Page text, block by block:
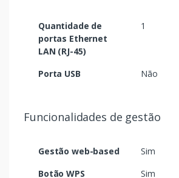
Quantidade de
portas Ethernet
LAN (RJ-45)
1
Porta USB Não
Funcionalidades de gestão
Gestão web-based
Sim
Botão WPS
Sim